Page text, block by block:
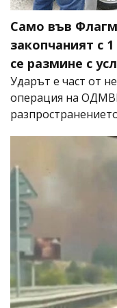
Само във
закопчаният с
се размине с
Ударът е част от
операция на